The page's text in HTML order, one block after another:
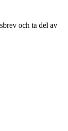
och ta del av